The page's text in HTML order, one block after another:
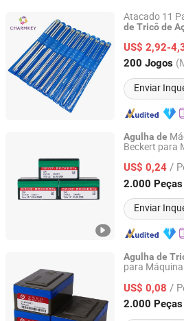
Atacado 11
de Tricôde
US$ 2,92-
200 Jogos
Enviar
Shanghai Charmkey Textile Co., Ltd.
Shanghai, China
Agulha de
Beckert para
US$ 0,24 /
2.000 Peças
Enviar
Changzhou Longfu Knitting Co.,
Jiangsu, China Desde
Agulha de
para Máquina
US$ 0,08 /
2.000 Peças
Changzhou Longfu Knitting Co., Ltd.
Jiangsu, China Desde